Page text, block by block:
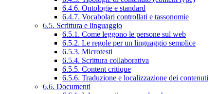
6.4.6. Ontologie e standard
6.4.7. Vocabolari controllati e tassonomie
6.5. Scrittura e linguaggio
6.5.1. Come leggono le persone sul web
6.5.2. Le regole per un linguaggio semplice
6.5.3. Microtesti
6.5.4. Scrittura collaborativa
6.5.5. Content critique
6.5.6. Traduzione e localizzazione dei contenuti
6.6. Documenti